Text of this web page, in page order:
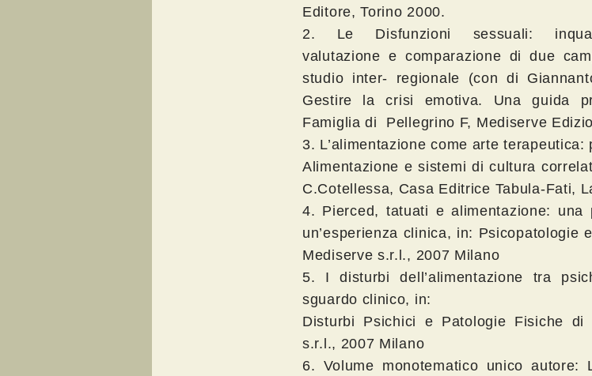
Editore, Torino 2000.
2. Le Disfunzioni sessuali:
valutazione e comparazione di due
studio inter- regionale (con di
Gestire la crisi emotiva. Una guida
Famiglia di Pellegrino F, Mediserve
3. L’alimentazione come arte
Alimentazione e sistemi di cultura
C.Cotellessa, Casa Editrice Tabula-Fati,
4. Pierced, tatuati e alimentazione: una
un’esperienza clinica, in: Psicopatologie
Mediserve s.r.l., 2007 Milano
5. I disturbi dell’alimentazione tra
sguardo clinico, in:
Disturbi Psichici e Patologie Fisiche di
s.r.l., 2007 Milano
6. Volume monotematico unico autore: